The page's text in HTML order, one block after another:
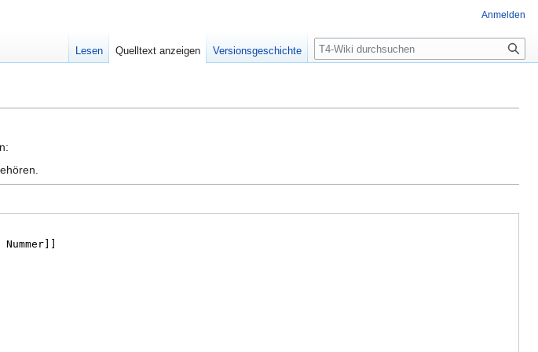
Anmelden
Lesen Quelltext anzeigen Versionsgeschichte Suche